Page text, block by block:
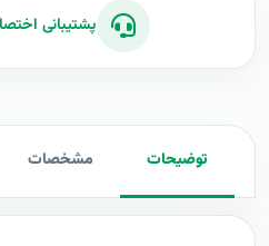
پشتیبانی
توضیحات مشخصات